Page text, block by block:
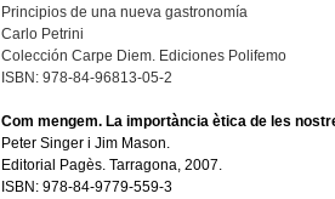
Principios de una nueva gastronomía
Carlo Petrini
Colección Carpe Diem. Ediciones Polifemo
ISBN: 978-84-96813-05-2
Com mengem. La importància ètica de les
Peter Singer i Jim Mason.
Editorial Pagès. Tarragona, 2007.
ISBN: 978-84-9779-559-3